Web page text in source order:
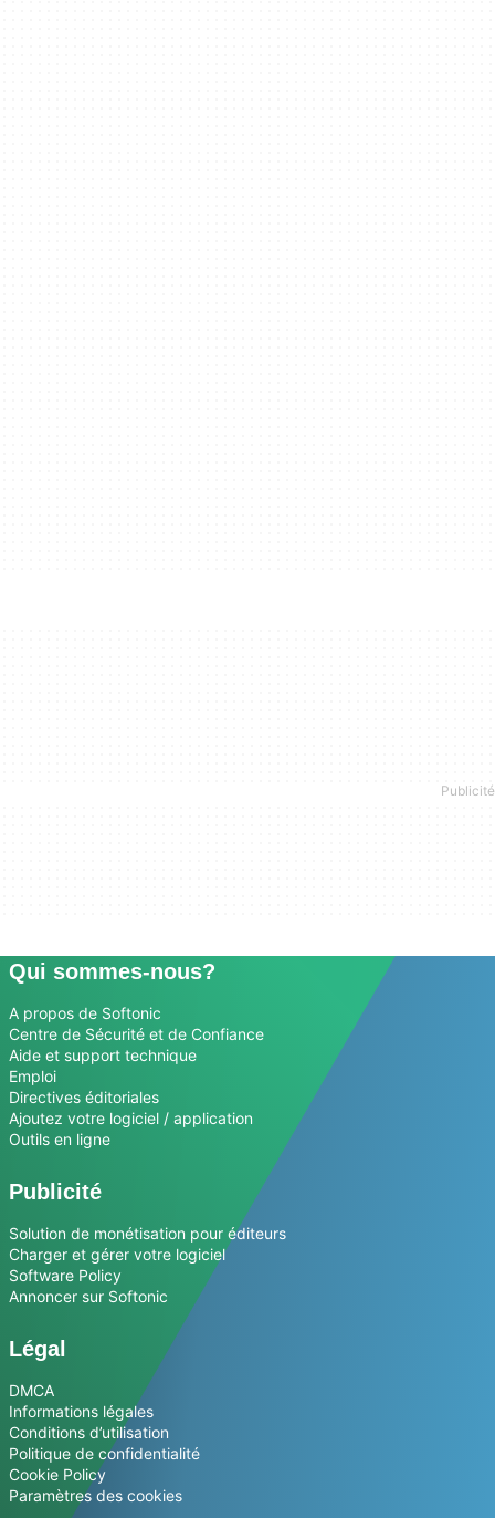
Qui sommes-nous?
A propos de Softonic
Centre de Sécurité et de Confiance
Aide et support technique
Emploi
Directives éditoriales
Ajoutez votre logiciel / application
Outils en ligne
Publicité
Solution de monétisation pour éditeurs
Charger et gérer votre logiciel
Software Policy
Annoncer sur Softonic
Légal
DMCA
Informations légales
Conditions d’utilisation
Politique de confidentialité
Cookie Policy
Paramètres des cookies